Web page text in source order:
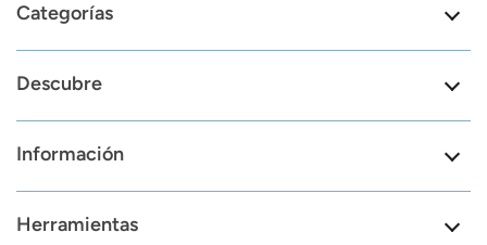
Categorías
Descubre
Información
Herramientas